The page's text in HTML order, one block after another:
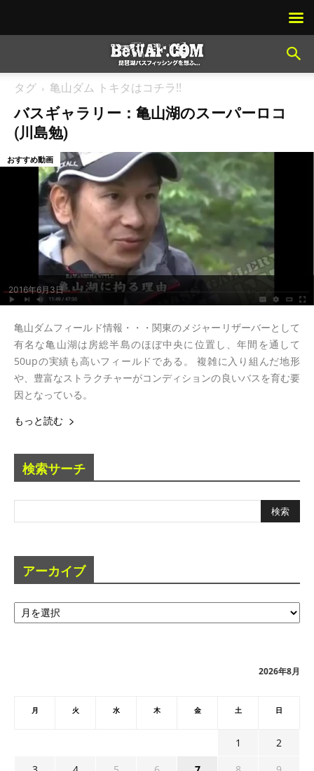
タグ 亀山ダム トキタはコチラ!!
バスギャラリー：亀山湖のスーパーロコ
(川島勉)
2016年6月3日
おすすめ動画
亀山ダムフィールド情報・・・関東のメジャーリザーバーとして
有名な亀山湖は房総半島のほぼ中央に位置し、年間を通して
50upの実績も高いフィールドである。 複雑に入り組んだ地形
や、豊富なストラクチャーがコンディションの良いバスを育む要
因となっている。
もっと読む
検索サーチ
アーカイブ
ア
ー
2026年8月
月 火 水 木 金 土 日
1
2